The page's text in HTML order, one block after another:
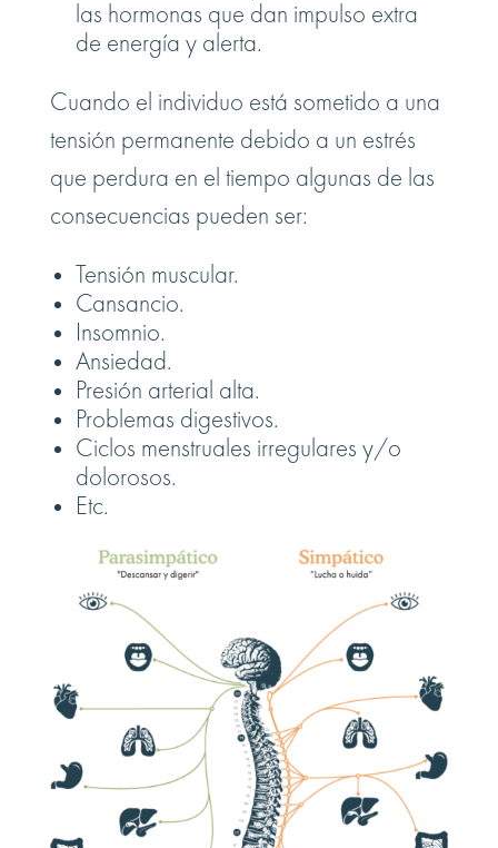
las hormonas que dan impulso extra
de energía y alerta.
Cuando el individuo está sometido a una
tensión permanente debido a un estrés
que perdura en el tiempo algunas de las
consecuencias pueden ser:
Tensión muscular.
Cansancio.
Insomnio.
Ansiedad.
Presión arterial alta.
Problemas digestivos.
Ciclos menstruales irregulares y/o
dolorosos.
Etc.